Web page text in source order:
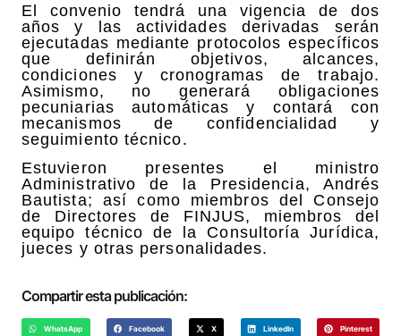
El convenio tendrá una vigencia de dos
años y las actividades derivadas serán
ejecutadas mediante protocolos específicos
que definirán objetivos, alcances,
condiciones y cronogramas de trabajo.
Asimismo, no generará obligaciones
pecuniarias automáticas y contará con
mecanismos de confidencialidad y
seguimiento técnico.
Estuvieron presentes el ministro
Administrativo de la Presidencia, Andrés
Bautista; así como miembros del Consejo
de Directores de FINJUS, miembros del
equipo técnico de la Consultoría Jurídica,
jueces y otras personalidades.
Compartir esta publicación:
WhatsApp Facebook X LinkedIn Pinterest